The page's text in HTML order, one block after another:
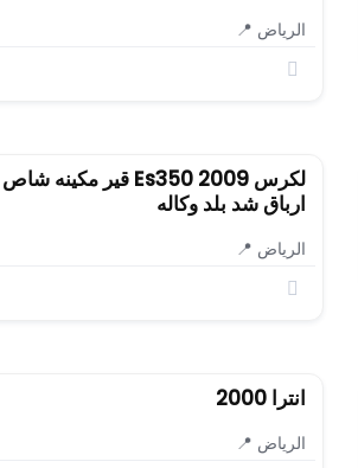
الرياض 📍
لكرس Es350 2009 قير مكينه شاص
ارباق شد بلد وكاله
الرياض 📍
انترا 2000
الرياض 📍